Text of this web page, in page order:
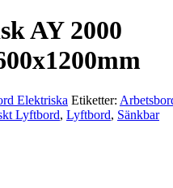
AY 2000
Elektriska Etiketter:
Lyftbord, Lyftbord, Sänkbar